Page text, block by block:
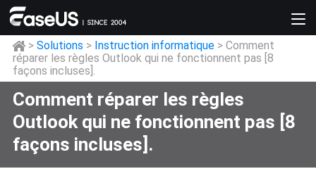
> Solutions > Instruction informatique> Comment
réparer les règles Outlook qui ne fonctionnent pas [8
façons incluses].
Comment réparer les règles
Outlook qui ne fonctionnent pas [8
façons incluses].